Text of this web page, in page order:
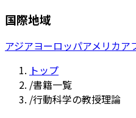
国際地域
アジアヨーロッパアメリカア
トップ
/書籍一覧
/行動科学の教授理論